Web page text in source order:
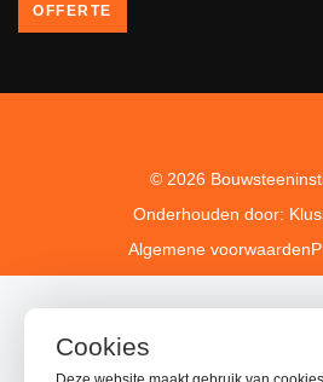
OFFERTE
© 2026
Onderhouden door:
Algemene voorwaarden
Cookies